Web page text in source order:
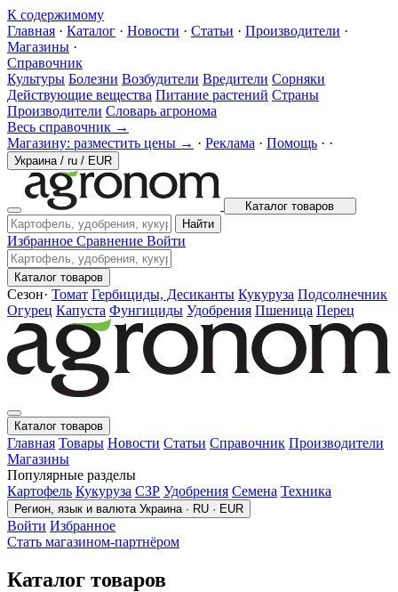
К содержимому
Главная · Каталог · Новости · Статьи · Производители ·
Магазины ·
Справочник
Культуры Болезни Возбудители Вредители Сорняки
Действующие вещества Питание растений Страны
Производители Словарь агронома
Весь справочник →
Магазину: разместить цены → · Реклама · Помощь · ·
Украина / ru / EUR
Каталог товаров
Найти
Избранное Сравнение Войти
Каталог товаров
Сезон· Томат Гербициды, Десиканты Кукуруза Подсолнечник
Огурец Капуста Фунгициды Удобрения Пшеница Перец
Каталог товаров
Главная Товары Новости Статьи Справочник Производители
Магазины
Популярные разделы
Картофель Кукуруза СЗР Удобрения Семена Техника
Регион, язык и валюта Украина · RU · EUR
Войти Избранное
Стать магазином-партнёром
Каталог товаров